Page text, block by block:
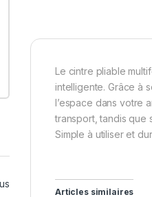
Le cintre pliable
intelligente. Grâce à
l’espace dans votre
transport, tandis que
Simple à utiliser et
Articles similaires